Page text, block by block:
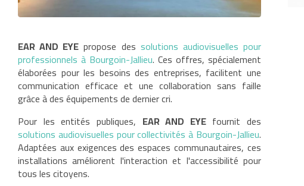
EAR AND EYE propose des solutions audiovisuelles pour
professionnels à Bourgoin-Jallieu. Ces offres, spécialement
élaborées pour les besoins des entreprises, facilitent une
communication efficace et une collaboration sans faille
grâce à des équipements de dernier cri.
Pour les entités publiques, EAR AND EYEfournit des
solutions audiovisuelles pour collectivités à Bourgoin-Jallieu.
Adaptées aux exigences des espaces communautaires, ces
installations améliorent l'interaction et l'accessibilité pour
tous les citoyens.